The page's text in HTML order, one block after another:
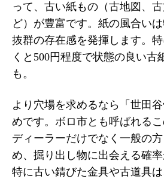
って、古い紙もの（古地図、
ど）が豊富です。紙の風合い
抜群の存在感を発揮します。
くと500円程度で状態の良い古
も。
より穴場を求めるなら「世田
めです。ボロ市とも呼ばれる
ディーラーだけでなく一般の
め、掘り出し物に出会える確率
特に古い錆びた金具や古道具